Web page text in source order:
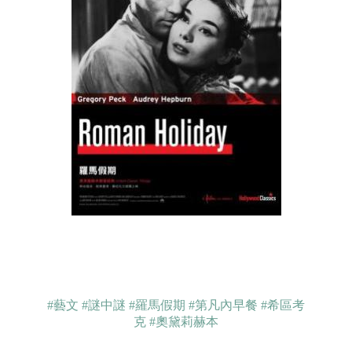
#藝文 #謎中謎 #羅馬假期 #第凡內早餐 #希區考
克 #奧黛莉赫本